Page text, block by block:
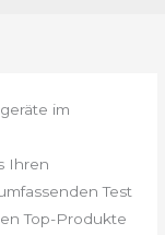
im
Ihren
Test
Top-Produkte